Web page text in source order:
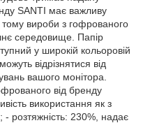
SANTI має важливу
тому вироби з гофрованого
середовище. Папір
у широкій кольоровій
відрізнятися від
вашого монітора.
від бренду
використання як з
- розтяжність: 230%, надає